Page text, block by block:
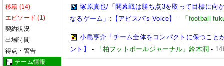
移籍 (14)
エピソード (1)
契約状況
出場時間
得点・警告
チーム情報
塚原真也/「開幕戦は勝ち点3を取って目標に向
なるゲーム」:【アビスパ’s Voice】
- 「football
小島亨介「チーム全体をコンパクトに保つこ
ント】
- 「柏フットボールジャーナル」鈴木潤 -